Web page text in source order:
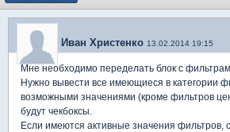
Иван Христенко 13.02.2014 19:15
Мне необходимо переделать блок с
Нужно вывести все имеющиеся в категории
возможными значениями (кроме фильтров
будут чекбоксы.
Если имеются активные значения фильтров,